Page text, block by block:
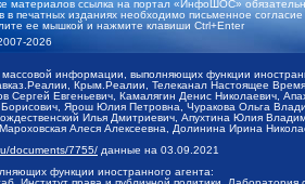
материалов ссылка на портал «ИнфоШОС»
в печатных изданиях необходимо письменное
ее мышкой и нажмите клавиши Ctrl+Enter
2026
информации, выполняющих функции
Крым.Реалии, Телеканал Настоящее
Сергей Евгеньевич, Камалягин Денис Николаевич,
Ярош Юлия Петровна, Чуракова Ольга
Илья Дмитриевич, Апухтина Юлия
Алеся Алексеевна, Долинина Ирина
documents/7755/ данные на 03.09.2021
функции иностранного агента: